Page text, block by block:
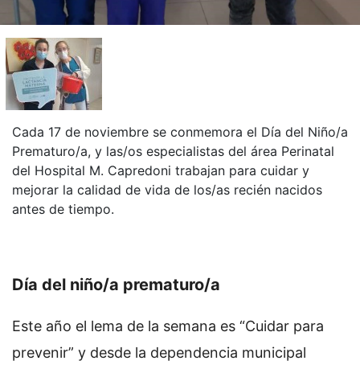
Cada 17 de noviembre se conmemora el Día del Niño/a
Prematuro/a, y las/os especialistas del área Perinatal
del Hospital M. Capredoni trabajan para cuidar y
mejorar la calidad de vida de los/as recién nacidos
antes de tiempo.
Día del niño/a prematuro/a
Este año el lema de la semana es “Cuidar para
prevenir” y desde la dependencia municipal